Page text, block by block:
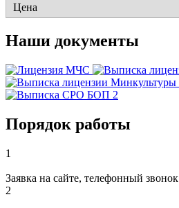
Наши документы
Порядок работы
1
Заявка на сайте, телефонный звонок
2